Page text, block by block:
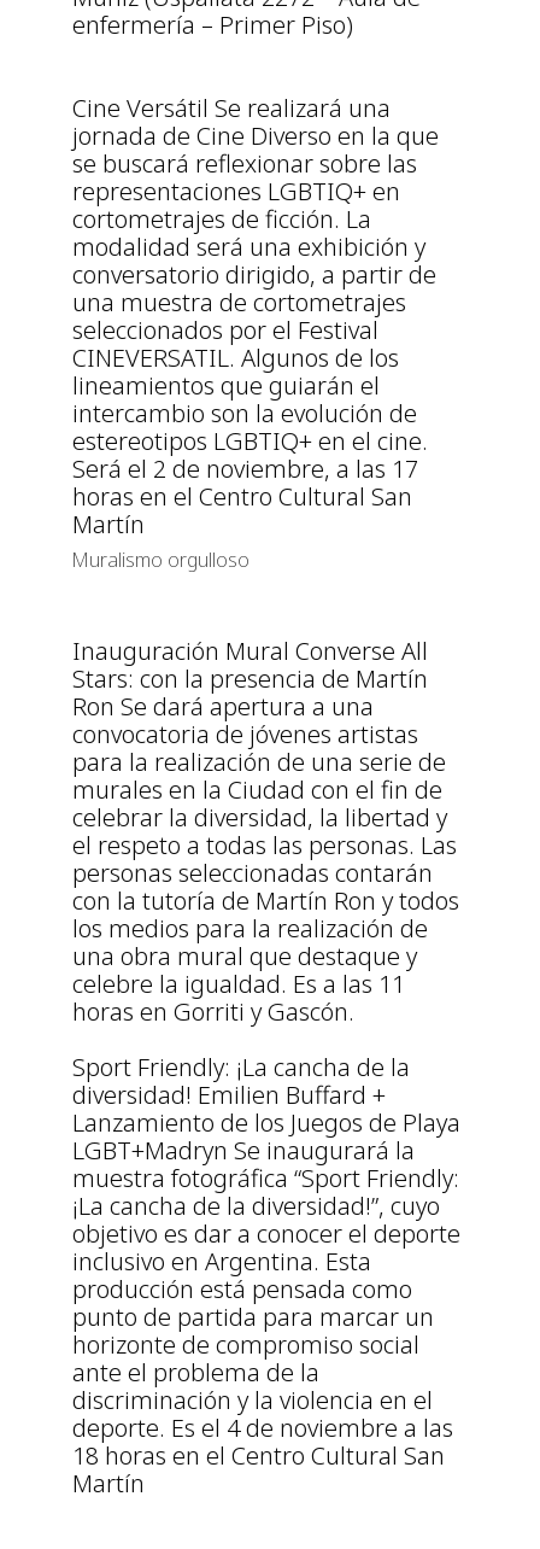
enfermería – Primer Piso)
Cine Versátil Se realizará una
jornada de Cine Diverso en la que
se buscará reflexionar sobre las
representaciones LGBTIQ+ en
cortometrajes de ficción. La
modalidad será una exhibición y
conversatorio dirigido, a partir de
una muestra de cortometrajes
seleccionados por el Festival
CINEVERSATIL. Algunos de los
lineamientos que guiarán el
intercambio son la evolución de
estereotipos LGBTIQ+ en el cine.
Será el 2 de noviembre, a las 17
horas en el Centro Cultural San
Martín
Muralismo orgulloso
Inauguración Mural Converse All
Stars: con la presencia de Martín
Ron Se dará apertura a una
convocatoria de jóvenes artistas
para la realización de una serie de
murales en la Ciudad con el fin de
celebrar la diversidad, la libertad y
el respeto a todas las personas. Las
personas seleccionadas contarán
con la tutoría de Martín Ron y todos
los medios para la realización de
una obra mural que destaque y
celebre la igualdad. Es a las 11
horas en Gorriti y Gascón.
Sport Friendly: ¡La cancha de la
diversidad! Emilien Buffard +
Lanzamiento de los Juegos de Playa
LGBT+Madryn Se inaugurará la
muestra fotográfica “Sport Friendly:
¡La cancha de la diversidad!”, cuyo
objetivo es dar a conocer el deporte
inclusivo en Argentina. Esta
producción está pensada como
punto de partida para marcar un
horizonte de compromiso social
ante el problema de la
discriminación y la violencia en el
deporte. Es el 4 de noviembre a las
18 horas en el Centro Cultural San
Martín